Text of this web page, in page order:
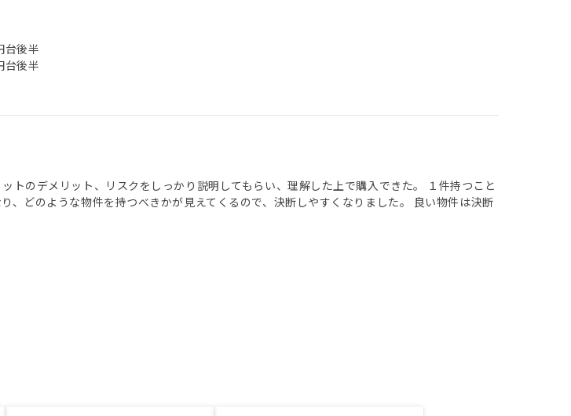
台後半
台後半
トのデメリット、リスクをしっかり説明してもらい、理解した上で購入できた。 １件持つこと
、どのような物件を持つべきかが見えてくるので、決断しやすくなりました。 良い物件は決断